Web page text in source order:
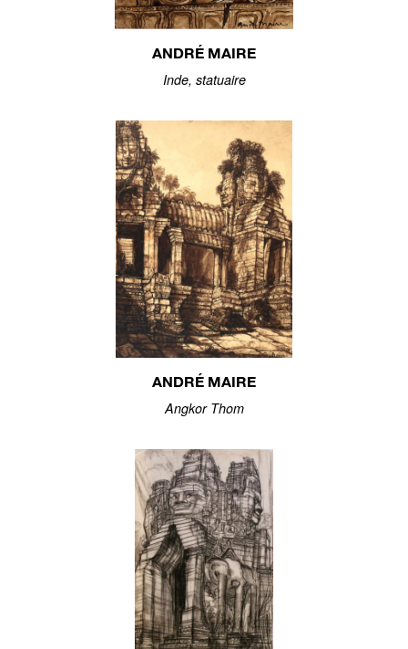
ANDRÉ MAIRE
Inde, statuaire
ANDRÉ MAIRE
Angkor Thom